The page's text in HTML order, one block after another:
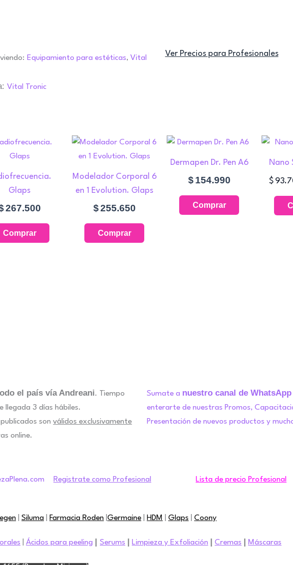
Equipamiento para estéticas,Vital
Vital Tronic
Ver Precios para Profesionales
Glaps
267.500
Comprar
Modelador Corporal 6
en 1 Evolution. Glaps
$255.650
Comprar
Dermapen Dr. Pen A6
$ 154.990
Comprar
Nano
$
el país vía Andreani. Tiempo
llegada 3 días hábiles.
publicados sonválidos exclusivamente
online.
Sumate a nuestro canal de WhatsApp
enterarte de nuestras Promos,
Presentación de nuevos productos y
Registrate como Profesional Lista de precio Profesional
Siluma Farmacia Roden Germaine HDM Glaps Coony
Ácidos para peeling Serums Limpieza y Exfoliación Cremas Máscaras